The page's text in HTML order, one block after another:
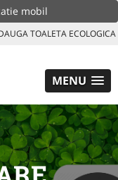
mobil
TOALETA ECOLOGICA
MENU